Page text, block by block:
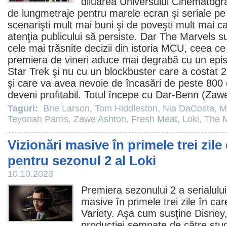
de lungmetraje pentru marele ecran şi seriale
scenarişti mult mai buni şi de poveşti mult mai
atenţia publicului să persiste. Dar The Marvels
cele mai trăsnite decizii din istoria MCU, ceea
premiera de vineri aduce mai degrabă cu un
Star Trek şi nu cu un blockbuster care a costat
şi care va avea nevoie de încasări de peste 800
deveni profitabil. Totul începe cu Dar-Benn (
Taguri: Brie Larson, Tom Hiddleston, Nia DaCosta,
Teyonah Parris, Zawe Ashton, Fresh Meat, Loki, The
Vizionări masive în primele trei zile
pentru sezonul 2 al Loki
10.10.2023
Premiera sezonului 2 a
masive în primele trei zile în
Variety. Aşa cum susţine